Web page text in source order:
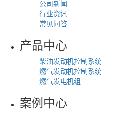
公司新闻
行业资讯
常见问答
产品中心
柴油发动机控制系统
燃气发动机控制系统
燃气发电机组
案例中心